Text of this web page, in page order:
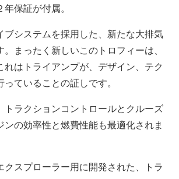
保証が付属。
ブシステムを採用した、新たな大排気
まったく新しいこのトロフィーは、
はトライアンプが、デザイン、テク
ていることの証しです。
ラクションコントロールとクルーズ
の効率性と燃費性能も最適化されま
クスプローラー用に開発された、トラ